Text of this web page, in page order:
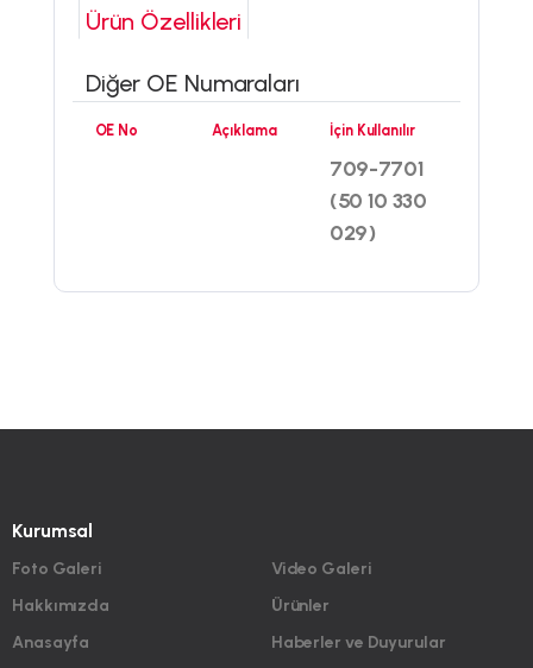
Ürün Özellikleri
Diğer OE Numaraları
OE No Açıklama İçin Kullanılır
709-7701
(50 10 330
029)
Kurumsal
Foto Galeri
Hakkımızda
Anasayfa
Video Galeri
Ürünler
Haberler ve Duyurular